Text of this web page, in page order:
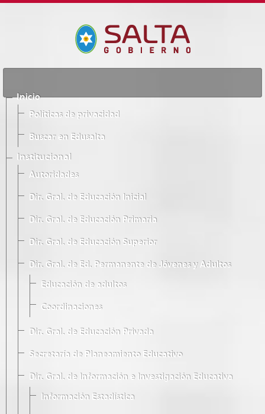
Inicio
Políticas de privacidad
Buscar en Edusalta
Institucional
Autoridades
Dir. Gral. de Educación Inicial
Dir. Gral. de Educación Primaria
Dir. Gral. de Educación Superior
Dir. Gral. de Ed. Permanente de Jóvenes y Adultos
Educación de adultos
Coordinaciones
Dir. Gral. de Educación Privada
Secretaría de Planeamiento Educativo
Dir. Gral. de Información e Investigación Educativa
Información Estadística